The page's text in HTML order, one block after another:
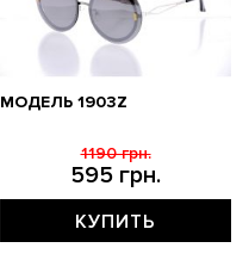
МОДЕЛЬ 1903Z
595 грн.
1190 грн.
КУПИТЬ